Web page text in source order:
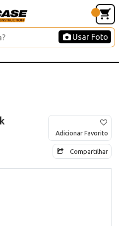
Usar Foto
Adicionar Favorito
Compartilhar